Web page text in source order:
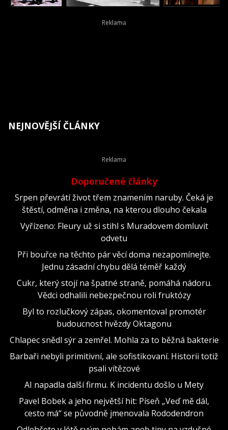
NEJNOVĚJŠÍ ČLÁNKY
Doporučené články
Srpen převrátí život třem znamením naruby. Čeká je
štěstí, odměna i změna, na kterou dlouho čekala
Vyřízeno: Fleury už si stihl s Muradovem domluvit
odvetu
Při bouřce na těchto pár věcí doma nezapomínejte.
Jednu zásadní chybu dělá téměř každý
Cukr, který stojí na špatné straně, pomáhá nádoru.
Vědci odhalili nebezpečnou roli fruktózy
Byl to rozlučkový zápas, okomentoval promotér
budoucnost hvězdy Oktagonu
Chlapec snědl sýr a zemřel. Mohla za to běžná bakterie
Barbaři nebyli primitivní, ale sofistikovaní. Historii totiž
psali vítězové
AI napadla další firmu. K incidentu došlo u Mety
Pavel Bobek a jeho největší hit: Píseň „Veď mě dál,
cesto má“ se původně jmenovala Rododendron